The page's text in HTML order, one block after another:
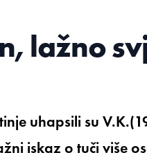
lažno
uhapsili su
iskaz o tuči više